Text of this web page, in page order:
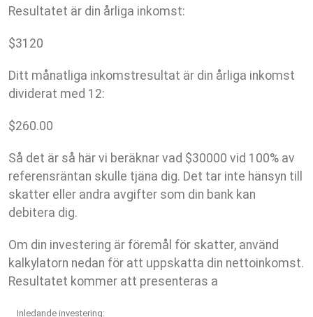
Resultatet är din årliga inkomst:
$3120
Ditt månatliga inkomstresultat är din årliga inkomst
dividerat med 12:
$260.00
Så det är så här vi beräknar vad $30000 vid 100% av
referensräntan skulle tjäna dig. Det tar inte hänsyn till
skatter eller andra avgifter som din bank kan
debitera dig.
Om din investering är föremål för skatter, använd
kalkylatorn nedan för att uppskatta din nettoinkomst.
Resultatet kommer att presenteras a
Inledande investering: